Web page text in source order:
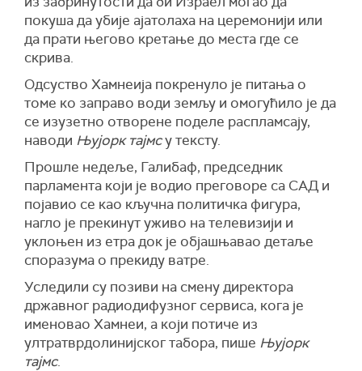
покуша да убије ајатолаха на церемонији или
да прати његово кретање до места где се
скрива.
Одсуство Хамнеија покренуло је питања о
томе ко заправо води земљу и омогућило је да
се изузетно отворене поделе распламсају,
наводи Њујорк тајмсу тексту.
Прошле недеље, Галибаф, председник
парламента који је водио преговоре са САД и
појавио се као кључна политичка фигура,
нагло је прекинут уживо на телевизији и
уклоњен из етра док је објашњавао детаље
споразума о прекиду ватре.
Уследили су позиви на смену директора
државног радиодифузног сервиса, кога је
именовао Хамнеи, а који потиче из
ултратврдолинијског табора, пише Њујорк
тајмс.